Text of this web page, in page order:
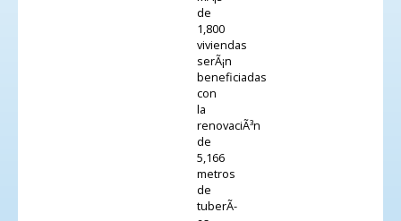
de
1,800
viviendas
serÃ¡n
beneficiadas
con
la
renovaciÃ³n
de
5,166
metros
de
tuberÃ­